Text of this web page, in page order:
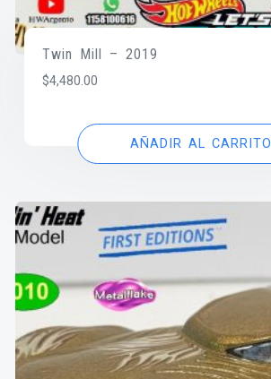
Twin Mill – 2019
$4,480.00
AÑADIR AL CARRITO